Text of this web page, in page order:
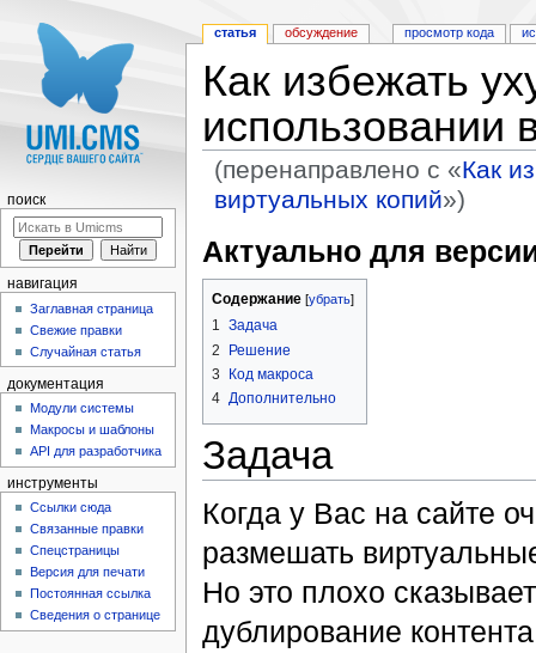
Как избежать
использовании
(перенаправлено с «Как
виртуальных копий»)
Актуально для
Содержание[убрать]
1 Задача
2
Решение
3
Код макроса
4 Дополнительно
Задача
Когда у Вас на сайте
размешать
Но это плохо
дублирование
статья обсуждение просмотр кода
поиск
навигация
Заглавная страница
Свежие правки
Случайная статья
документация
Модули системы
Макросы и шаблоны
API для разработчика
инструменты
Ссылки сюда
Связанные правки
Спецстраницы
Версия для печати
Постоянная ссылка
Сведения о странице